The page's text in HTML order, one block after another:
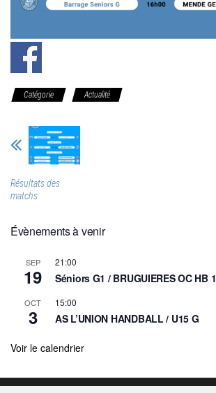
Catégorie Actualité
Résultats des
matchs
Évènements à venir
SEP
19
21:00
Séniors G1 / BRUGUIERES OC HB 1
OCT
3
15:00
AS L’UNION HANDBALL / U15 G
Voir le calendrier